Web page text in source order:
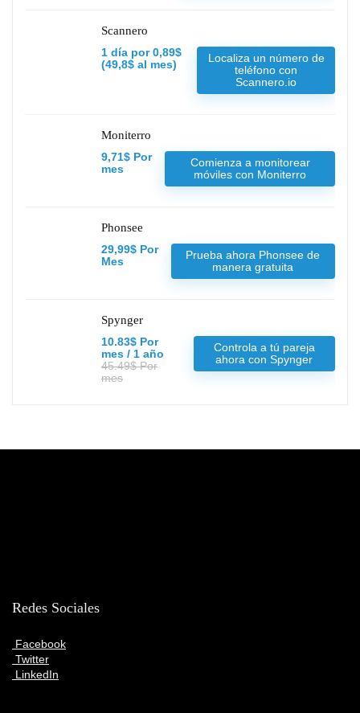
Scannero
1 día por 0,89$
(49,8$ al mes)
Localiza un número de
teléfono con
Scannero.io
Moniterro
9,71$ Por
mes
Comienza a monitorear
móviles con Moniterro
Phonsee
29,99$ Por
Mes
Prueba ahora Phonsee de
manera gratuita
Spynger
10.83$ Por
mes / 1 año
45.49$ Por
mes
Controla a tú pareja
ahora con Spynger
Redes Sociales
Facebook
Twitter
LinkedIn